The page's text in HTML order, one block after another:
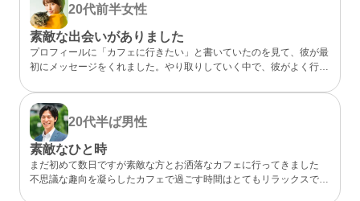
20代前半女性
素敵な出会いがありました
プロフィールに「カフェに行きたい」と書いていたのを見て、彼が最
初にメッセージをくれました。やり取りしていく中で、彼がよく行く
となく気になるところが一緒だったので、私的には今までになくメッ
セージが盛り上がり嬉しかったです。 カフェに誘ってもらい、実際
にお会いするととっても話しやすくて、時間があっという間。 少し
年上でしたが、気を使わずに話せる感じが心地よくて、「また会いた
いな」と素直に伝えました。彼のちょっと嬉しそうな顔をみたら、思
わずドキドキしました。 成功談でいいのか…まだどうなるかはわか
らないけど、出会えてよかったと思える人になりました。
20代半ば男性
素敵なひと時
まだ初めて数日ですが素敵な方とお洒落なカフェに行ってきました
不思議な趣向を凝らしたカフェで過ごす時間はとてもリラックスでき